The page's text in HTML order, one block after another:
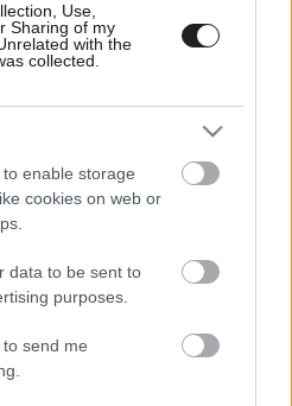
Use,
Sharing of my
with the
collected.
enable storage
cookies on web or
data to be sent to
purposes.
send me